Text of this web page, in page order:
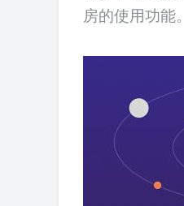
房的使用功能。